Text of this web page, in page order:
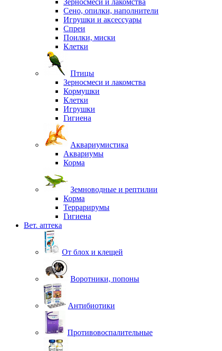
Сено, опилки, наполнители
Игрушки и аксессуары
Спреи
Поилки, миски
Клетки
Птицы
Зерносмеси и лакомства
Кормушки
Клетки
Игрушки
Гигиена
Аквариумистика
Аквариумы
Корма
Земноводные и рептилии
Корма
Террарирумы
Гигиена
Вет. аптека
От блох и клещей
Воротники, попоны
Антибиотики
Противовоспалительные